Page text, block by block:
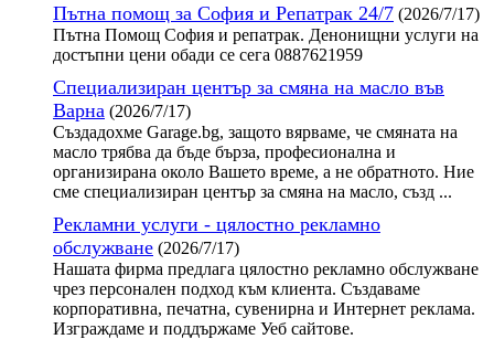
Пътна помощ за София и Репатрак 24/7 (2026/7/17)
Пътна Помощ София и репатрак. Денонищни услуги на
достъпни цени обади се сега 0887621959
Специализиран център за смяна на масло във
Варна (2026/7/17)
Създадохме Garage.bg, защото вярваме, че смяната на
масло трябва да бъде бърза, професионална и
организирана около Вашето време, а не обратното. Ние
сме специализиран център за смяна на масло, създ ...
Рекламни услуги - цялостно рекламно
обслужване (2026/7/17)
Нашата фирма предлага цялостно рекламно обслужване
чрез персонален подход към клиента. Създаваме
корпоративна, печатна, сувенирна и Интернет реклама.
Изграждаме и поддържаме Уеб сайтове.